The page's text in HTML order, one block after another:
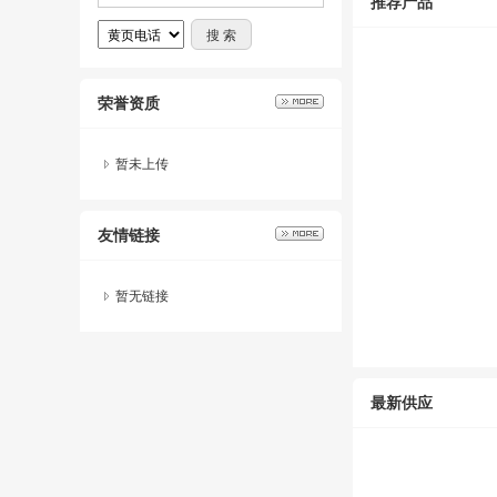
荣誉资质
暂未上传
友情链接
暂无链接
最新供应